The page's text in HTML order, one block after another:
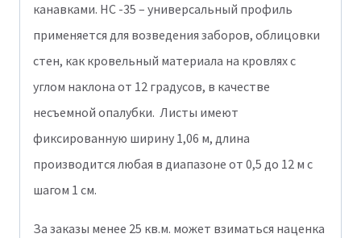
канавками. НС -35 – универсальный профиль
применяется для возведения заборов, облицовки
стен, как кровельный материала на кровлях с
углом наклона от 12 градусов, в качестве
несъемной опалубки. Листы имеют
фиксированную ширину 1,06 м, длина
производится любая в диапазоне от 0,5 до 12 м с
шагом 1 см.
За заказы менее 25 кв.м. может взиматься наценка